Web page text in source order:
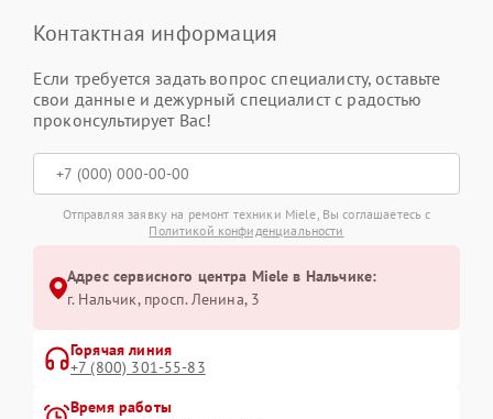
Контактная информация
Если требуется задать вопрос специалисту, оставьте
свои данные и дежурный специалист с радостью
проконсультирует Вас!
Отправляя заявку на ремонт техники Miele, Вы соглашаетесь с
Политикой конфиденциальности
Адрес сервисного центра Miele в Нальчике:
г. Нальчик, просп. Ленина, 3
Горячая линия
+7 (800) 301-55-83
Время работы